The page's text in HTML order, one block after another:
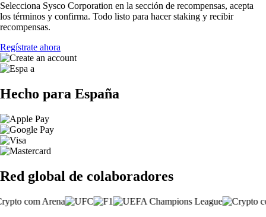
Selecciona Sysco Corporation en la sección de recompensas, acepta
los términos y confirma. Todo listo para hacer staking y recibir
recompensas.
Regístrate ahora
Hecho para España
Red global de colaboradores